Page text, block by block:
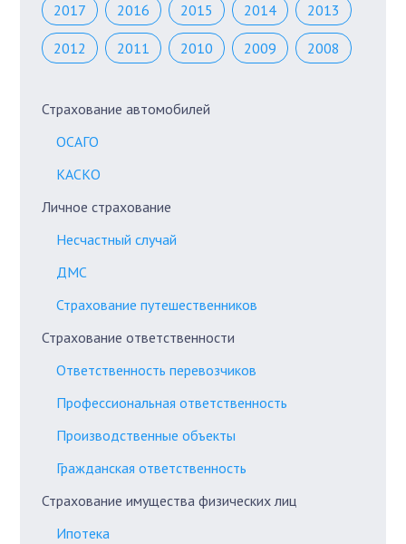
2017 2016 2015 2014 2013
2012 2011 2010 2009 2008
Страхование автомобилей
ОСАГО
КАСКО
Личное страхование
Несчастный случай
ДМС
Страхование путешественников
Страхование ответственности
Ответственность перевозчиков
Профессиональная ответственность
Производственные объекты
Гражданская ответственность
Страхование имущества физических лиц
Ипотека